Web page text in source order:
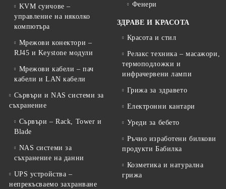
KVM суичове –
управление на няколко
компютъра
Мрежови конектори –
RJ45 и Keystone модули
Мрежови кабели – пач
кабели и LAN кабели
Сървъри и NAS системи за
съхранение
Сървъри – Rack, Tower и
Blade
NAS системи за
съхранение на данни
UPS устройства –
непрекъсваемо захранване
Фенери
ЗДРАВЕ И КРАСОТА
Красота и стил
Релакс техника – масажори,
термоподложки и
инфрачервени лампи
Грижа за здравето
Електронни кантари
Уреди за бебето
Ръчно изработени билкови
продукти Бабилка
Козметика и натурална
грижа